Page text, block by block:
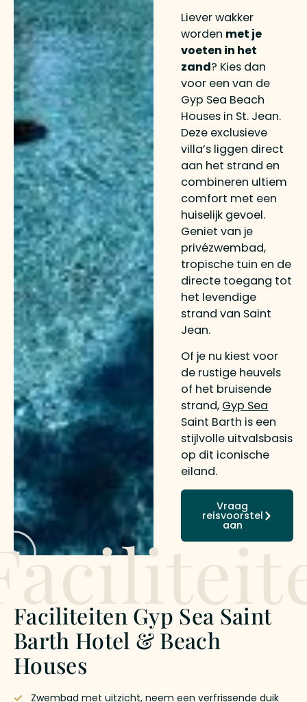
Liever wakker
worden met je
voeten in het
zand? Kies dan
voor een van de
Gyp Sea Beach
Houses in St. Jean.
Deze exclusieve
villa’s liggen direct
aan het strand en
combineren ultiem
comfort met een
huiselijk gevoel.
Geniet van je
privézwembad,
tropische tuin en de
directe toegang tot
het levendige
strand van Saint
Jean.
Of je nu kiest voor
de rustige heuvels
of het bruisende
strand, Gyp Sea
Saint Barth is een
stijlvolle uitvalsbasis
op dit iconische
eiland.
Vraag
reisvoorstel
aan
Faciliteiten Gyp Sea Saint
Barth Hotel & Beach
Houses
Zwembad met uitzicht, neem een verfrissende duik